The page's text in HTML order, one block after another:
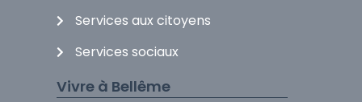
Services aux citoyens
Services sociaux
Vivre à Bellême